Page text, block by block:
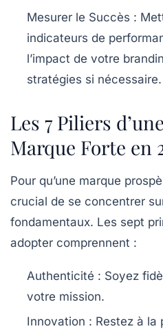
Mesurer le Succès :
indicateurs de
l’impact de votre
stratégies si nécessaire.
Les 7 Piliers
Marque Forte en
Pour qu’une marque
crucial de se concentrer
fondamentaux. Les sept
adopter comprennent :
Authenticité : Soyez
votre mission.
Innovation : Restez à la